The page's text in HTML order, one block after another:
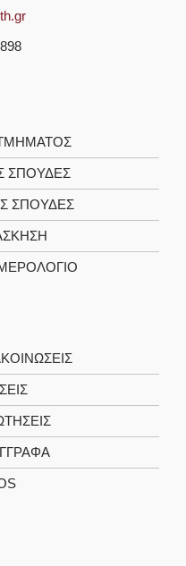
ΣΠΟΥΔΈΣ
ΣΠΟΥΔΈΣ